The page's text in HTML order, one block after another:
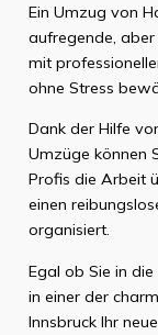
Ein Umzug von
aufregende, aber
mit
ohne Stress
Dank der Hilfe
Umzüge können
Profis die Arbeit
einen
organisiert.
Egal ob Sie in
in einer der
Innsbruck Ihr